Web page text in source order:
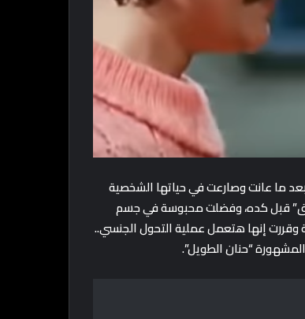
حنان الطويل في 12 فبراير 1966، وبدأت مشوارها الفني سنة 1999 بعد ما عانت وصارعت في حياتها الشخصية
قبل كده، وفضلت محبوسة في جسم
وقررت إنها هتعمل عملية التحول الجنسي..
“حنان الطويل”.